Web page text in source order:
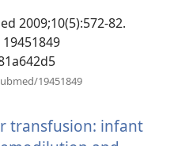
պատուհան)
2009;10(5):572-82.
19451849
պատուհան)
transfusion: infant